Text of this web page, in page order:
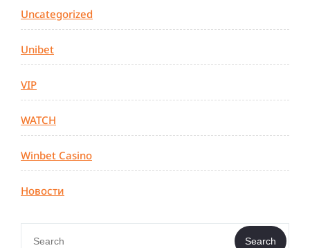
Uncategorized
Unibet
VIP
WATCH
Winbet Casino
Новости
Search